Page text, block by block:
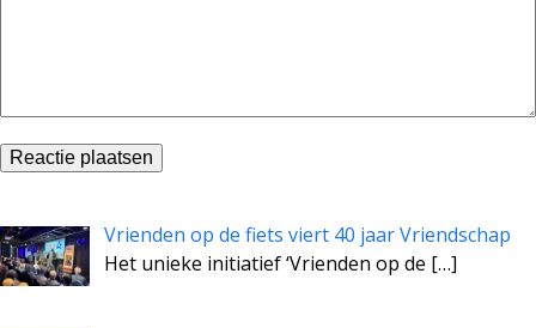
Vrienden op de fiets viert 40 jaar Vriendschap
Het unieke initiatief ‘Vrienden op de […]